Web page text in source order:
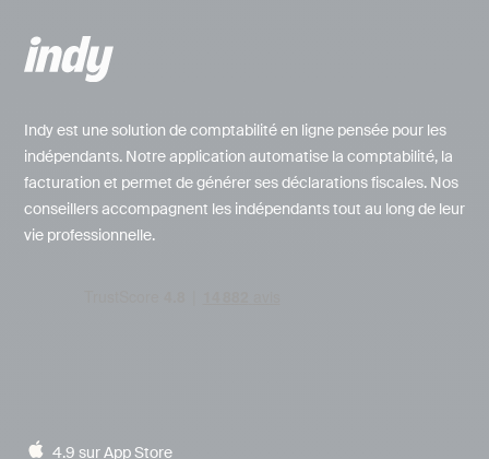
Indy est une solution de comptabilité en ligne pensée pour les
indépendants. Notre application automatise la comptabilité, la
facturation et permet de générer ses déclarations fiscales. Nos
conseillers accompagnent les indépendants tout au long de leur
vie professionnelle.
4.9 sur App Store